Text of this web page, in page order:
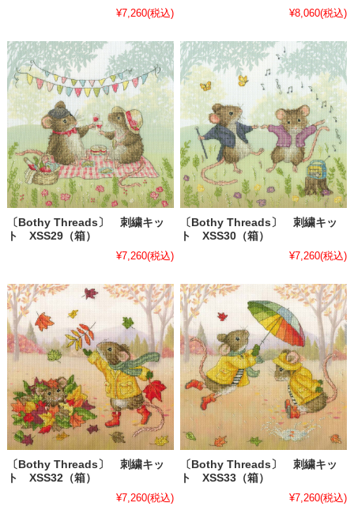
¥7,260(税込)
¥8,060(税込)
〔Bothy Threads〕 刺繍キッ
ト XSS29（箱）
¥7,260(税込)
〔Bothy Threads〕 刺繍キッ
ト XSS30（箱）
¥7,260(税込)
〔Bothy Threads〕 刺繍キッ
ト XSS32（箱）
¥7,260(税込)
〔Bothy Threads〕 刺繍キッ
ト XSS33（箱）
¥7,260(税込)